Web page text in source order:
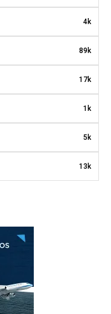
4k
89k
17k
1k
5k
13k